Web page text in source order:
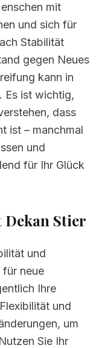
mit
und sich für
Stabilität
gegen Neues
kann in
Es ist wichtig,
dass
ist – manchmal
und
für Ihr Glück
Stier
und
für neue
Ihre
und
um
Sie Ihr